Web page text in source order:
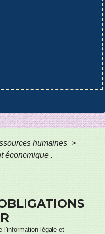
humaines >
économique :
l'information légale et